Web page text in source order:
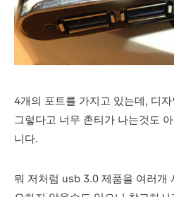
4개의 포트를 가지고 있는데, 디
그렇다고 너무 촌티가 나는것도
니다.
뭐 저처럼 usb 3.0 제품을 여러개